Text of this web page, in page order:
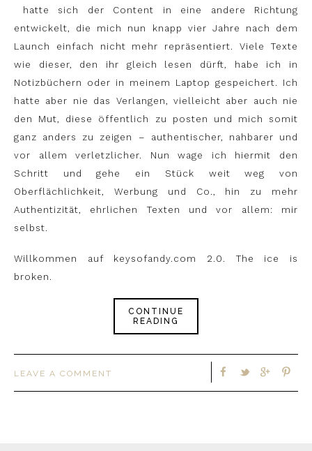
hatte sich der Content in eine andere Richtung
entwickelt, die mich nun knapp vier Jahre nach dem
Launch einfach nicht mehr repräsentiert. Viele Texte
wie dieser, den ihr gleich lesen dürft, habe ich in
Notizbüchern oder in meinem Laptop gespeichert. Ich
hatte aber nie das Verlangen, vielleicht aber auch nie
den Mut, diese öffentlich zu posten und mich somit
ganz anders zu zeigen – authentischer, nahbarer und
vor allem verletzlicher. Nun wage ich hiermit den
Schritt und gehe ein Stück weit weg von
Oberflächlichkeit, Werbung und Co., hin zu mehr
Authentizität, ehrlichen Texten und vor allem: mir
selbst.
Willkommen auf keysofandy.com 2.0. The ice is
broken.
CONTINUE
READING
LEAVE A COMMENT